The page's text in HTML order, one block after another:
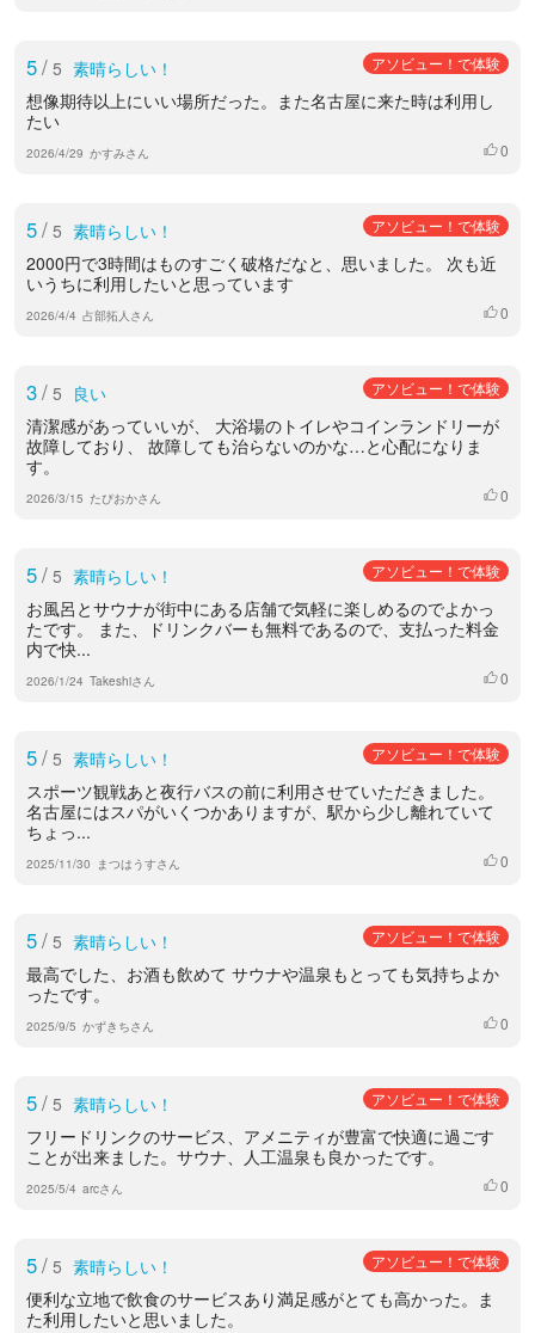
5/ 5 素晴らしい！ アソビュー！で体験
想像期待以上にいい場所だった。また名古屋に来た時は利用し
たい
2026/4/29 かすみさん いいね
0
5/ 5 素晴らしい！ アソビュー！で体験
2000円で3時間はものすごく破格だなと、思いました。 次も近
いうちに利用したいと思っています
2026/4/4 占部拓人さん いいね
0
3/ 5 良い アソビュー！で体験
清潔感があっていいが、 大浴場のトイレやコインランドリーが
故障しており、 故障しても治らないのかな…と心配になりま
す。
2026/3/15 たぴおかさん いいね
0
5/ 5 素晴らしい！ アソビュー！で体験
お風呂とサウナが街中にある店舗で気軽に楽しめるのでよかっ
たです。 また、ドリンクバーも無料であるので、支払った料金
内で快...
2026/1/24 Takeshiさん いいね
0
5/ 5 素晴らしい！ アソビュー！で体験
スポーツ観戦あと夜行バスの前に利用させていただきました。
名古屋にはスパがいくつかありますが、駅から少し離れていて
ちょっ...
2025/11/30 まつはうすさん いいね
0
5/ 5 素晴らしい！ アソビュー！で体験
最高でした、お酒も飲めて サウナや温泉もとっても気持ちよか
ったです。
2025/9/5 かずきちさん いいね
0
5/ 5 素晴らしい！ アソビュー！で体験
フリードリンクのサービス、アメニティが豊富で快適に過ごす
ことが出来ました。サウナ、人工温泉も良かったです。
2025/5/4 arcさん いいね
0
5/ 5 素晴らしい！ アソビュー！で体験
便利な立地で飲食のサービスあり満足感がとても高かった。ま
た利用したいと思いました。